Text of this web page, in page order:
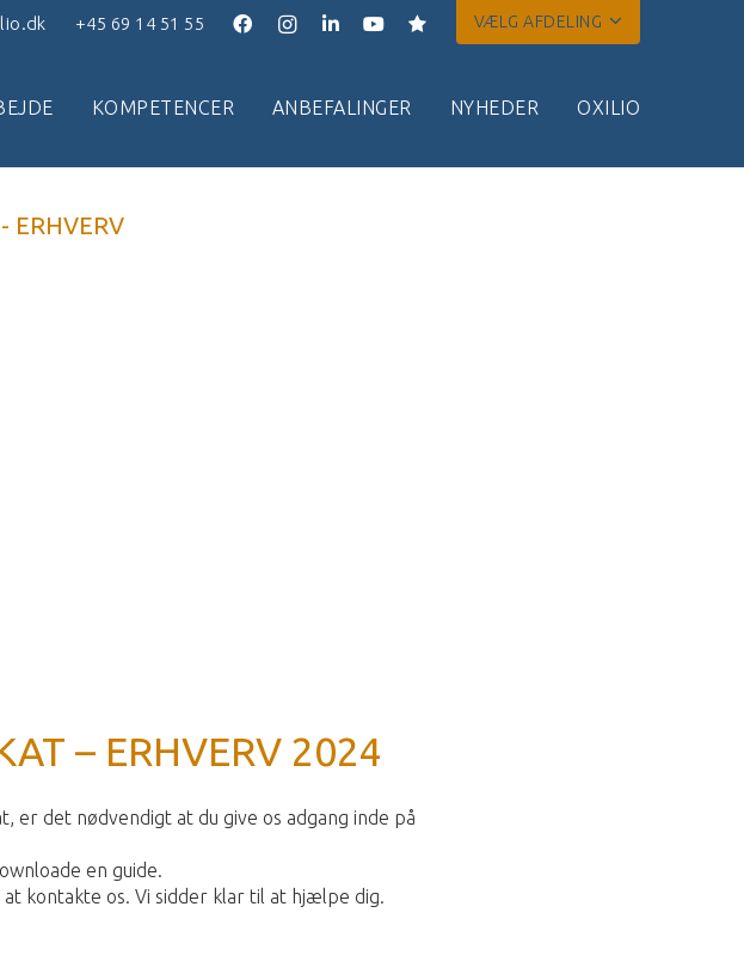
+45 69 14 51 55 VÆLG AFDELING
KOMPETENCER ANBEFALINGER NYHEDER OXILIO
ERHVERV
– ERHVERV 2024
det nødvendigt at du give os adgang inde på
en guide.
kontakte os. Vi sidder klar til at hjælpe dig.